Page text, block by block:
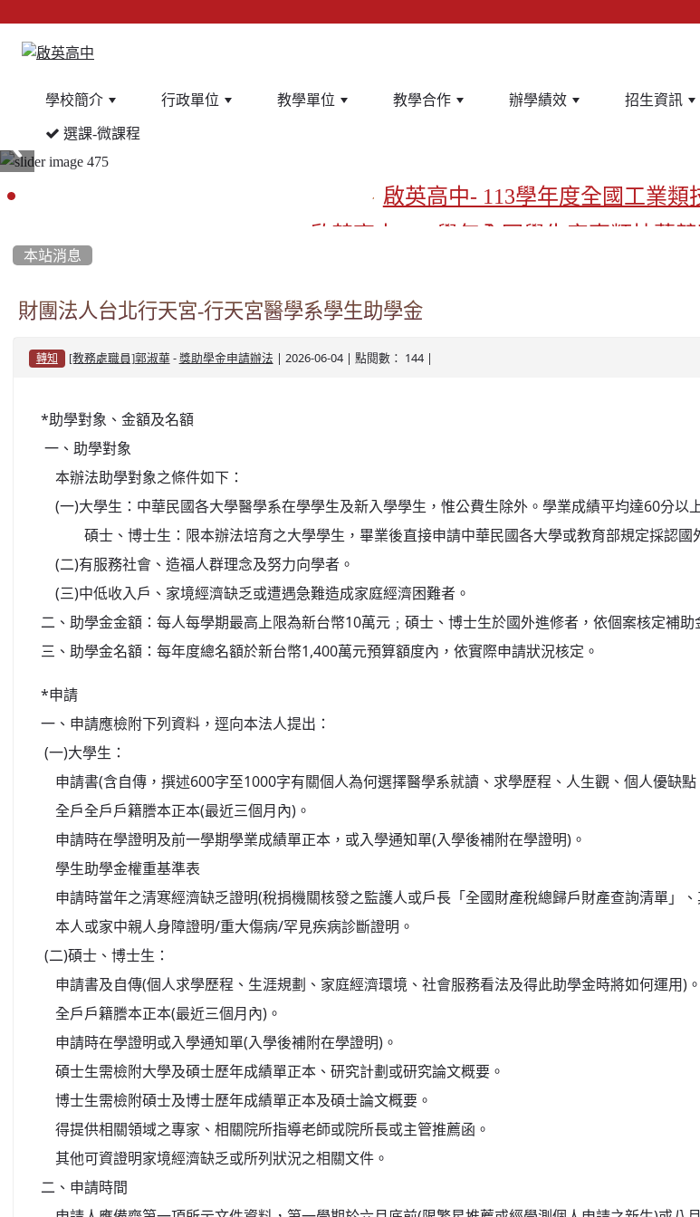
學校簡介 行政單位 教學單位 教學合作 辦學績效 招生資訊
選課-微課程
啟英高中- 113學年度全國工業類
啟英高中-113學年全國學生家事類技藝
餐飲管理科桃園第一、資料處理
本站消息
財團法人台北行天宮-行天宮醫學系學生助學金
轉知 [教務處職員]郭淑華- 獎助學金申請辦法 | 2026-06-04 | 點閱數： 144 |
*助學對象、金額及名額
一、助學對象
本辦法助學對象之條件如下：
(一)大學生：中華民國各大學醫學系在學學生及新入學學生，惟公費生除外。學業成績平均達60分以
碩士、博士生：限本辦法培育之大學學生，畢業後直接申請中華民國各大學或教育部規定採認國
(二)有服務社會、造福人群理念及努力向學者。
(三)中低收入戶、家境經濟缺乏或遭遇急難造成家庭經濟困難者。
二、助學金金額：每人每學期最高上限為新台幣10萬元﹔碩士、博士生於國外進修者，依個案核定補助
三、助學金名額：每年度總名額於新台幣1,400萬元預算額度內，依實際申請狀況核定。
*申請
一、申請應檢附下列資料，逕向本法人提出：
(一)大學生：
申請書(含自傳，撰述600字至1000字有關個人為何選擇醫學系就讀、求學歷程、人生觀、個人優缺
全戶全戶戶籍謄本正本(最近三個月內)。
申請時在學證明及前一學期學業成績單正本，或入學通知單(入學後補附在學證明)。
學生助學金權重基準表
申請時當年之清寒經濟缺乏證明(稅捐機關核發之監護人或戶長「全國財產稅總歸戶財產查詢清單」
本人或家中親人身障證明/重大傷病/罕見疾病診斷證明。
(二)碩士、博士生：
申請書及自傳(個人求學歷程、生涯規劃、家庭經濟環境、社會服務看法及得此助學金時將如何運用)。
全戶戶籍謄本正本(最近三個月內)。
申請時在學證明或入學通知單(入學後補附在學證明)。
碩士生需檢附大學及碩士歷年成績單正本、研究計劃或研究論文概要。
博士生需檢附碩士及博士歷年成績單正本及碩士論文概要。
得提供相關領域之專家、相關院所指導老師或院所長或主管推薦函。
其他可資證明家境經濟缺乏或所列狀況之相關文件。
二、申請時間